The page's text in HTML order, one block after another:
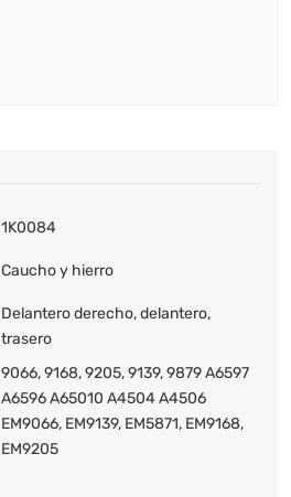
1K0084
Caucho y hierro
Delantero derecho, delantero,
trasero
9066, 9168, 9205, 9139, 9879 A6597
A6596 A65010 A4504 A4506
EM9066, EM9139, EM5871, EM9168,
EM9205